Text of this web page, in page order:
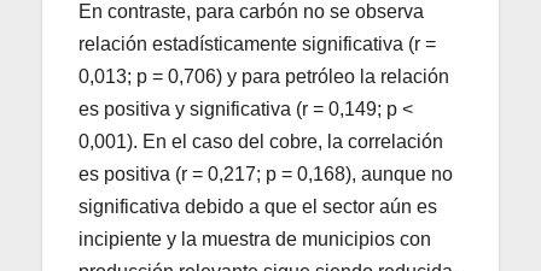
En contraste, para carbón no se observa
relación estadísticamente significativa (r =
0,013; p = 0,706) y para petróleo la relación
es positiva y significativa (r = 0,149; p <
0,001). En el caso del cobre, la correlación
es positiva (r = 0,217; p = 0,168), aunque no
significativa debido a que el sector aún es
incipiente y la muestra de municipios con